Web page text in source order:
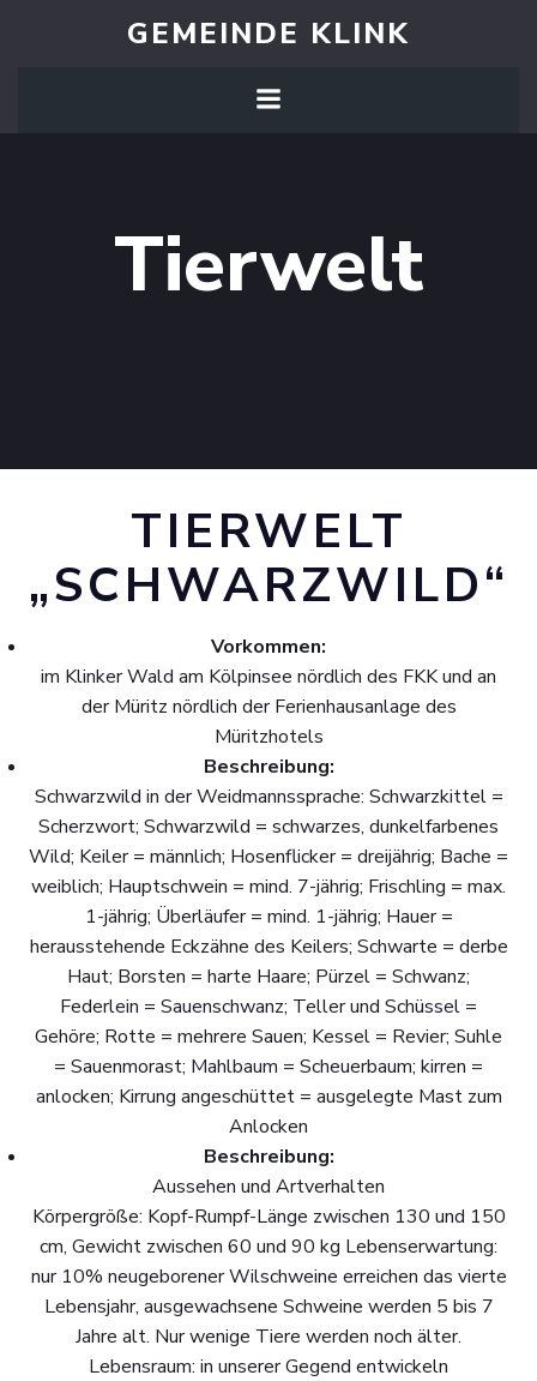
Inhalt
GEMEINDE KLINK
Tierwelt
TIERWELT
„SCHWARZWILD“
Vorkommen:
im Klinker Wald am Kölpinsee nördlich des FKK und an
der Müritz nördlich der Ferienhausanlage des
Müritzhotels
Beschreibung:
Schwarzwild in der Weidmannssprache: Schwarzkittel =
Scherzwort; Schwarzwild = schwarzes, dunkelfarbenes
Wild; Keiler = männlich; Hosenflicker = dreijährig; Bache =
weiblich; Hauptschwein = mind. 7-jährig; Frischling = max.
1-jährig; Überläufer = mind. 1-jährig; Hauer =
herausstehende Eckzähne des Keilers; Schwarte = derbe
Haut; Borsten = harte Haare; Pürzel = Schwanz;
Federlein = Sauenschwanz; Teller und Schüssel =
Gehöre; Rotte = mehrere Sauen; Kessel = Revier; Suhle
= Sauenmorast; Mahlbaum = Scheuerbaum; kirren =
anlocken; Kirrung angeschüttet = ausgelegte Mast zum
Anlocken
Beschreibung:
Aussehen und Artverhalten
Körpergröße: Kopf-Rumpf-Länge zwischen 130 und 150
cm, Gewicht zwischen 60 und 90 kg Lebenserwartung:
nur 10% neugeborener Wilschweine erreichen das vierte
Lebensjahr, ausgewachsene Schweine werden 5 bis 7
Jahre alt. Nur wenige Tiere werden noch älter.
Lebensraum: in unserer Gegend entwickeln